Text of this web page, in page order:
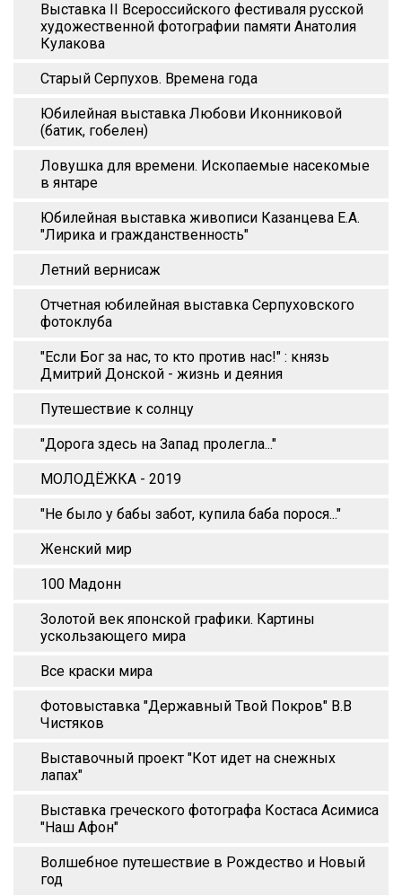
Выставка II Всероссийского фестиваля русской
художественной фотографии памяти Анатолия
Кулакова
Старый Серпухов. Времена года
Юбилейная выставка Любови Иконниковой
(батик, гобелен)
Ловушка для времени. Ископаемые насекомые
в янтаре
Юбилейная выставка живописи Казанцева Е.А.
"Лирика и гражданственность"
Летний вернисаж
Отчетная юбилейная выставка Серпуховского
фотоклуба
"Если Бог за нас, то кто против нас!" : князь
Дмитрий Донской - жизнь и деяния
Путешествие к солнцу
"Дорога здесь на Запад пролегла..."
МОЛОДЁЖКА - 2019
"Не было у бабы забот, купила баба порося..."
Женский мир
100 Мадонн
Золотой век японской графики. Картины
ускользающего мира
Все краски мира
Фотовыставка "Державный Твой Покров" В.В
Чистяков
Выставочный проект "Кот идет на снежных
лапах"
Выставка греческого фотографа Костаса Асимиса
"Наш Афон"
Волшебное путешествие в Рождество и Новый
год